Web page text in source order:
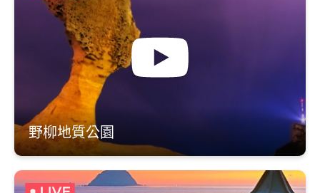
野柳地質公園